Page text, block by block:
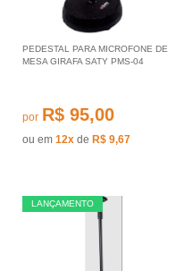
PEDESTAL PARA MICROFONE DE
MESA GIRAFA SATY PMS-04
por R$ 95,00
ou em 12x de R$ 9,67
LANÇAMENTO